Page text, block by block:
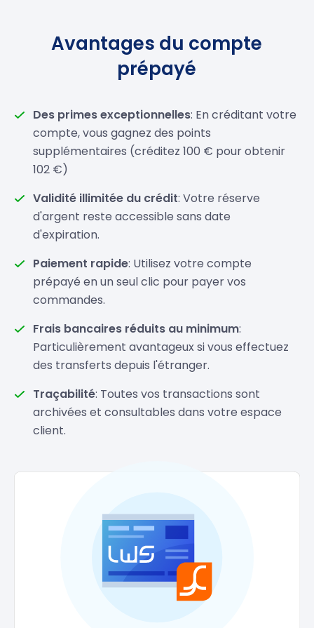
Avantages du compte
prépayé
Des primes exceptionnelles: En créditant votre
compte, vous gagnez des points
supplémentaires (créditez 100 € pour obtenir
102 €)
Validité illimitée du crédit: Votre réserve
d'argent reste accessible sans date
d'expiration.
Paiement rapide: Utilisez votre compte
prépayé en un seul clic pour payer vos
commandes.
Frais bancaires réduits au minimum:
Particulièrement avantageux si vous effectuez
des transferts depuis l'étranger.
Traçabilité: Toutes vos transactions sont
archivées et consultables dans votre espace
client.